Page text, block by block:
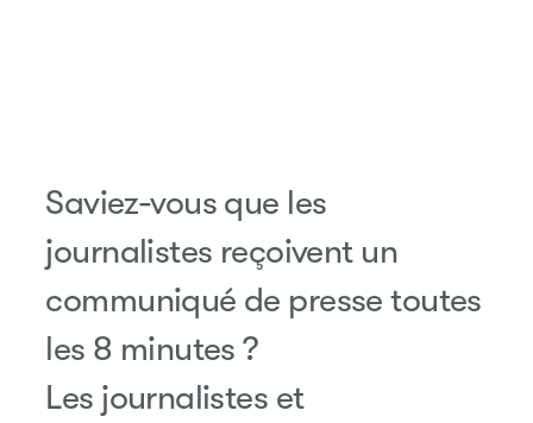
Saviez-vous que les
journalistes reçoivent un
communiqué de presse toutes
les 8 minutes ?
Les journalistes et